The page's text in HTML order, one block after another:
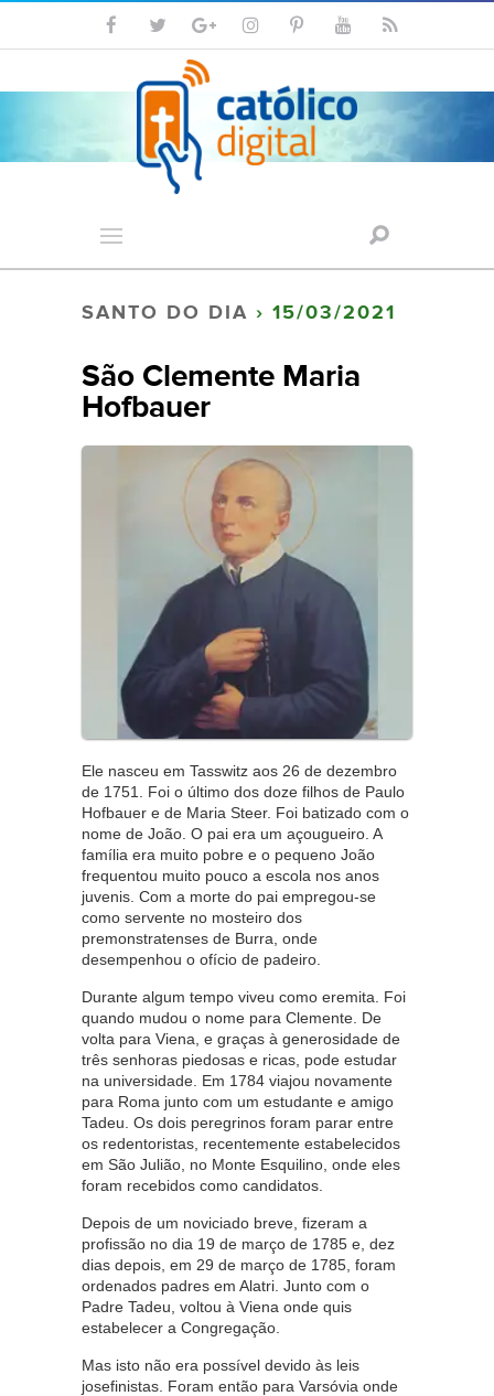
SANTO DO DIA › 15/03/2021
São Clemente Maria
Hofbauer
Ele nasceu em Tasswitz aos 26 de dezembro
de 1751. Foi o último dos doze filhos de Paulo
Hofbauer e de Maria Steer. Foi batizado com o
nome de João. O pai era um açougueiro. A
família era muito pobre e o pequeno João
frequentou muito pouco a escola nos anos
juvenis. Com a morte do pai empregou-se
como servente no mosteiro dos
premonstratenses de Burra, onde
desempenhou o ofício de padeiro.
Durante algum tempo viveu como eremita. Foi
quando mudou o nome para Clemente. De
volta para Viena, e graças à generosidade de
três senhoras piedosas e ricas, pode estudar
na universidade. Em 1784 viajou novamente
para Roma junto com um estudante e amigo
Tadeu. Os dois peregrinos foram parar entre
os redentoristas, recentemente estabelecidos
em São Julião, no Monte Esquilino, onde eles
foram recebidos como candidatos.
Depois de um noviciado breve, fizeram a
profissão no dia 19 de março de 1785 e, dez
dias depois, em 29 de março de 1785, foram
ordenados padres em Alatri. Junto com o
Padre Tadeu, voltou à Viena onde quis
estabelecer a Congregação.
Mas isto não era possível devido às leis
josefinistas. Foram então para Varsóvia onde